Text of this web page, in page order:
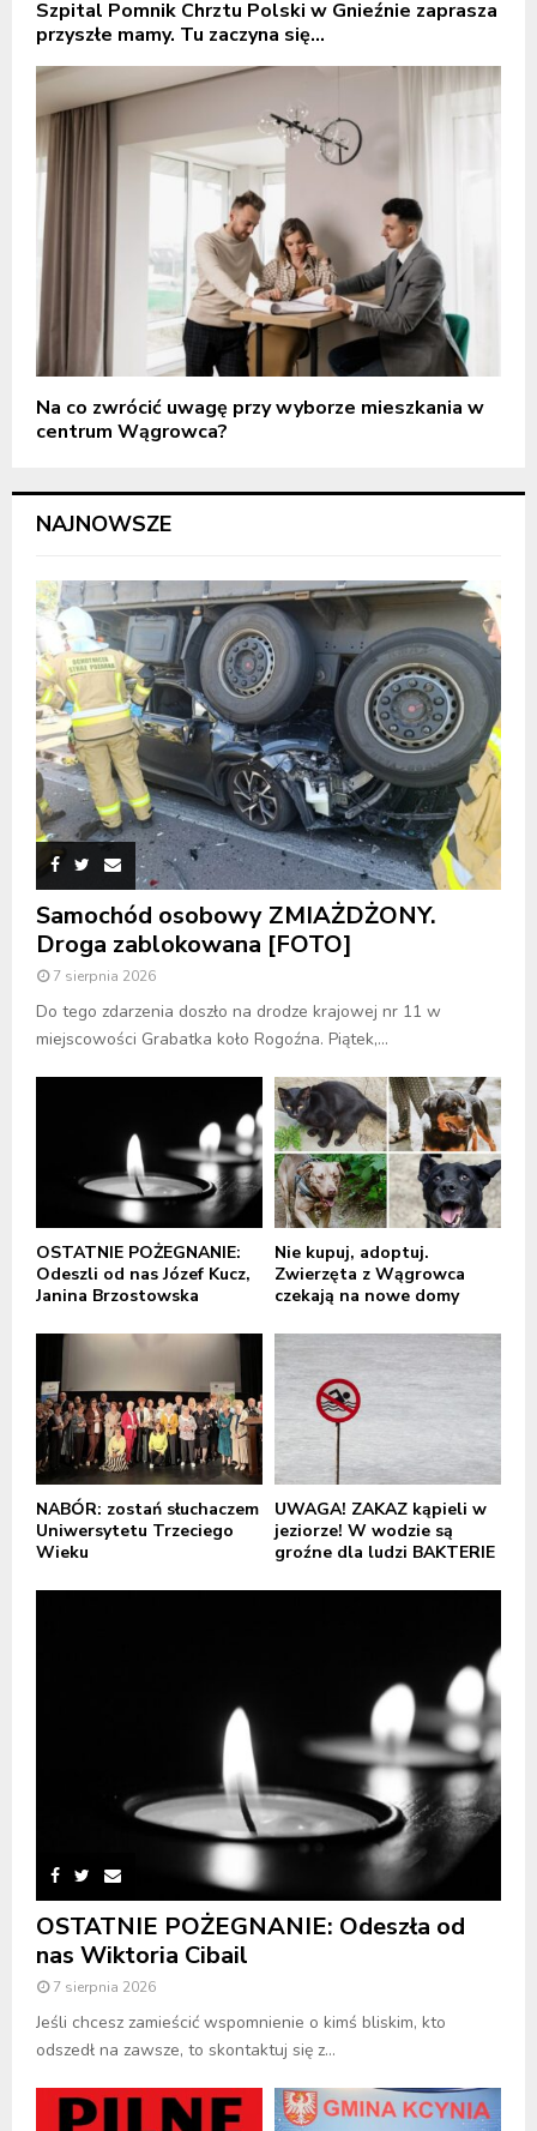
Szpital Pomnik Chrztu Polski w Gnieźnie zaprasza
przyszłe mamy. Tu zaczyna się...
Na co zwrócić uwagę przy wyborze mieszkania w
centrum Wągrowca?
NAJNOWSZE
Samochód osobowy ZMIAŻDŻONY.
Droga zablokowana [FOTO]
7 sierpnia 2026
Do tego zdarzenia doszło na drodze krajowej nr 11 w
miejscowości Grabatka koło Rogoźna. Piątek,...
OSTATNIE POŻEGNANIE:
Odeszli od nas Józef Kucz,
Janina Brzostowska
Nie kupuj, adoptuj.
Zwierzęta z Wągrowca
czekają na nowe domy
NABÓR: zostań słuchaczem
Uniwersytetu Trzeciego
Wieku
UWAGA! ZAKAZ kąpieli w
jeziorze! W wodzie są
groźne dla ludzi BAKTERIE
OSTATNIE POŻEGNANIE: Odeszła od
nas Wiktoria Cibail
7 sierpnia 2026
Jeśli chcesz zamieścić wspomnienie o kimś bliskim, kto
odszedł na zawsze, to skontaktuj się z...